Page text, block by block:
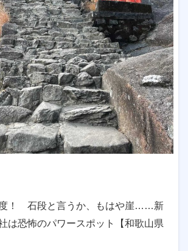
！ 石段と言うか、もはや崖……新
は恐怖のパワースポット【和歌山県